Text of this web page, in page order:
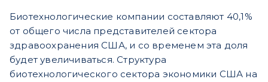
Биотехнологические компании составляют 40,1%
от общего числа представителей сектора
здравоохранения США, и со временем эта доля
будет увеличиваться. Структура
биотехнологического сектора экономики США на